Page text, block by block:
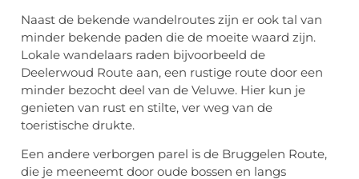
Naast de bekende wandelroutes zijn er ook tal van
minder bekende paden die de moeite waard zijn.
Lokale wandelaars raden bijvoorbeeld de
Deelerwoud Route aan, een rustige route door een
minder bezocht deel van de Veluwe. Hier kun je
genieten van rust en stilte, ver weg van de
toeristische drukte.
Een andere verborgen parel is de Bruggelen Route,
die je meeneemt door oude bossen en langs